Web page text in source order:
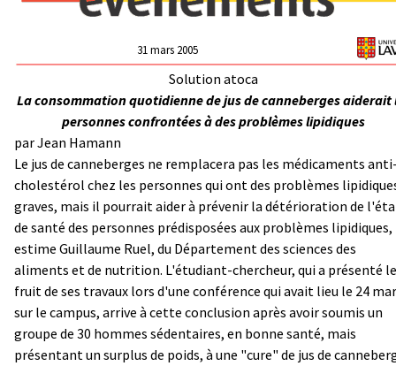
31 mars 2005
Solution atoca
La consommation quotidienne de jus de canneberges aiderait
personnes confrontées à des problèmes lipidiques
par Jean Hamann
Le jus de canneberges ne remplacera pas les médicaments
cholestérol chez les personnes qui ont des problèmes
graves, mais il pourrait aider à prévenir la détérioration de
de santé des personnes prédisposées aux problèmes lipidiques,
estime Guillaume Ruel, du Département des sciences des
aliments et de nutrition. L'étudiant-chercheur, qui a présenté le
fruit de ses travaux lors d'une conférence qui avait lieu le 24
sur le campus, arrive à cette conclusion après avoir soumis un
groupe de 30 hommes sédentaires, en bonne santé, mais
présentant un surplus de poids, à une "cure" de jus de